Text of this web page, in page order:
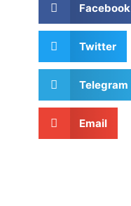
Facebook
Twitter
Telegram
Email